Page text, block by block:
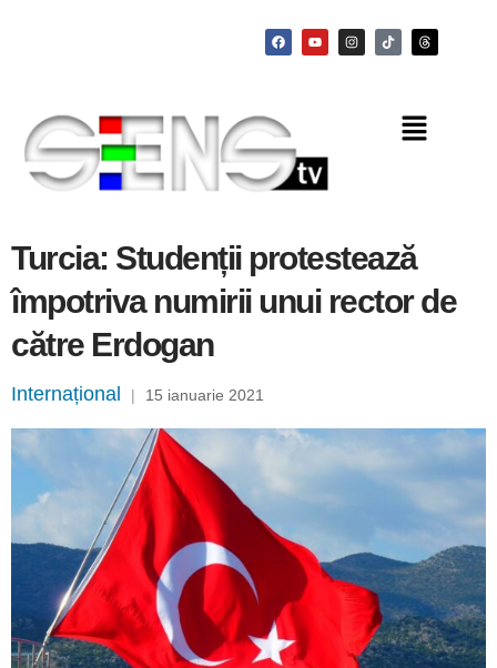
Turcia: Studenții protestează
împotriva numirii unui rector de
către Erdogan
Internațional | 15 ianuarie 2021